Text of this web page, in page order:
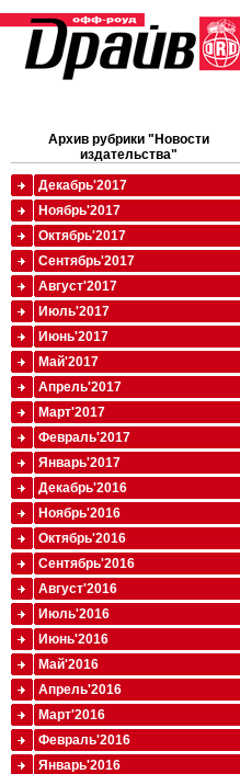
Архив рубрики "Новости
издательства"
Декабрь'2017
Ноябрь'2017
Октябрь'2017
Сентябрь'2017
Август'2017
Июль'2017
Июнь'2017
Май'2017
Апрель'2017
Март'2017
Февраль'2017
Январь'2017
Декабрь'2016
Ноябрь'2016
Октябрь'2016
Сентябрь'2016
Август'2016
Июль'2016
Июнь'2016
Май'2016
Апрель'2016
Март'2016
Февраль'2016
Январь'2016